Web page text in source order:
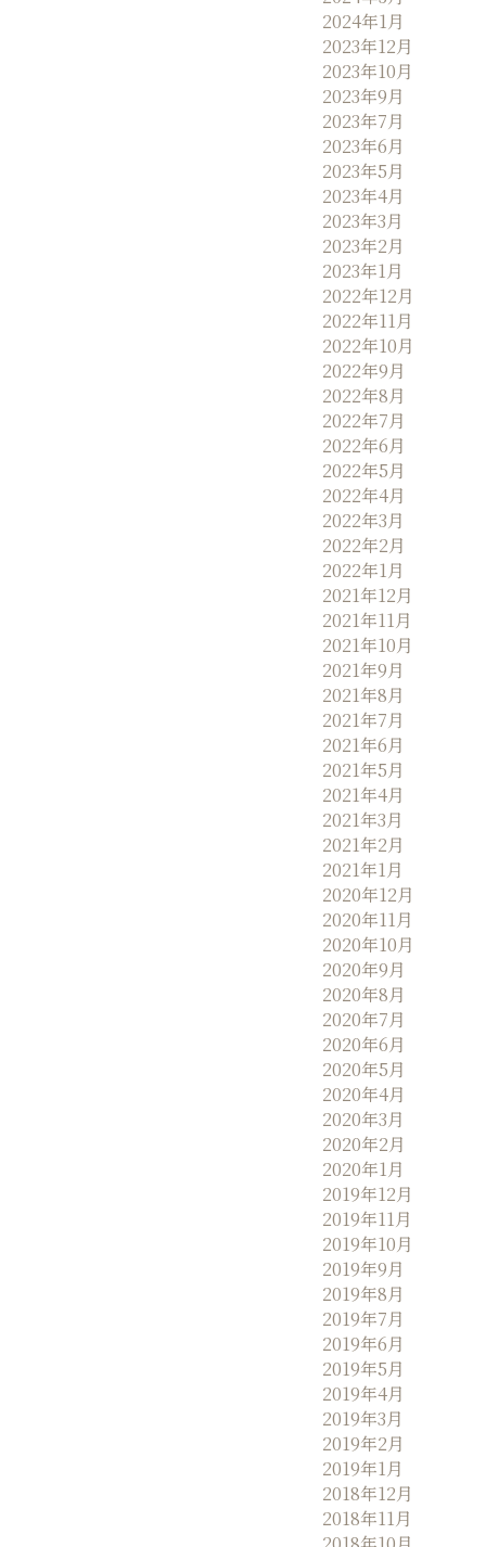
2024年1月
2023年12月
2023年10月
2023年9月
2023年7月
2023年6月
2023年5月
2023年4月
2023年3月
2023年2月
2023年1月
2022年12月
2022年11月
2022年10月
2022年9月
2022年8月
2022年7月
2022年6月
2022年5月
2022年4月
2022年3月
2022年2月
2022年1月
2021年12月
2021年11月
2021年10月
2021年9月
2021年8月
2021年7月
2021年6月
2021年5月
2021年4月
2021年3月
2021年2月
2021年1月
2020年12月
2020年11月
2020年10月
2020年9月
2020年8月
2020年7月
2020年6月
2020年5月
2020年4月
2020年3月
2020年2月
2020年1月
2019年12月
2019年11月
2019年10月
2019年9月
2019年8月
2019年7月
2019年6月
2019年5月
2019年4月
2019年3月
2019年2月
2019年1月
2018年12月
2018年11月